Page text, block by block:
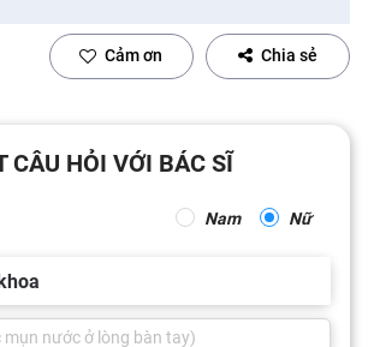
Cảm ơn Chia sẻ
CÂU HỎI VỚI BÁC SĨ
Nam Nữ